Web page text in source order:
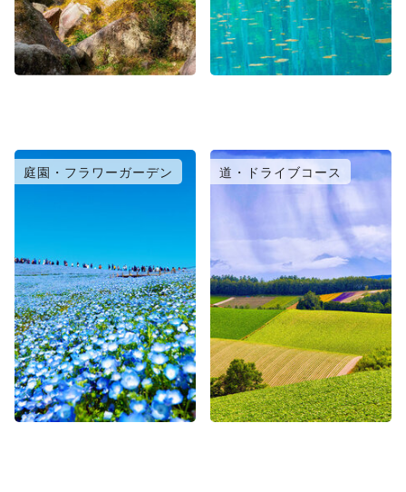
庭園・フラワーガーデン 道・ドライブコース